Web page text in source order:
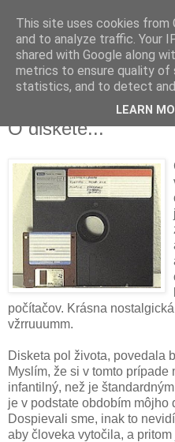
streda 17. marca 2010
O diskete...
počítačov. Krásna
vžrruuumm.
Disketa pol života, povedala
Myslím, že si v tomto
infantilný, než je
je v podstate obdobím môjho
Dospievali sme, inak to
aby človeka vytočila, a
This site uses cookies
and to analyze traffic. Your
shared with Google along
metrics to ensure quality of
statistics, and to detect and
LEARN